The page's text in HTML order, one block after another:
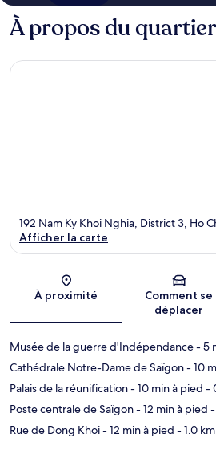
À propos du quartier
Carte
192 Nam Ky Khoi Nghia, District 3, Ho
Afficher la carte
À proximité
Comment se
déplacer
Musée de la guerre d'Indépendance- 5
Cathédrale Notre-Dame de Saïgon- 10
Palais de la réunification- 10 min à pied -
Poste centrale de Saïgon- 12 min à pied
Rue de Dong Khoi- 12 min à pied - 1.0 km